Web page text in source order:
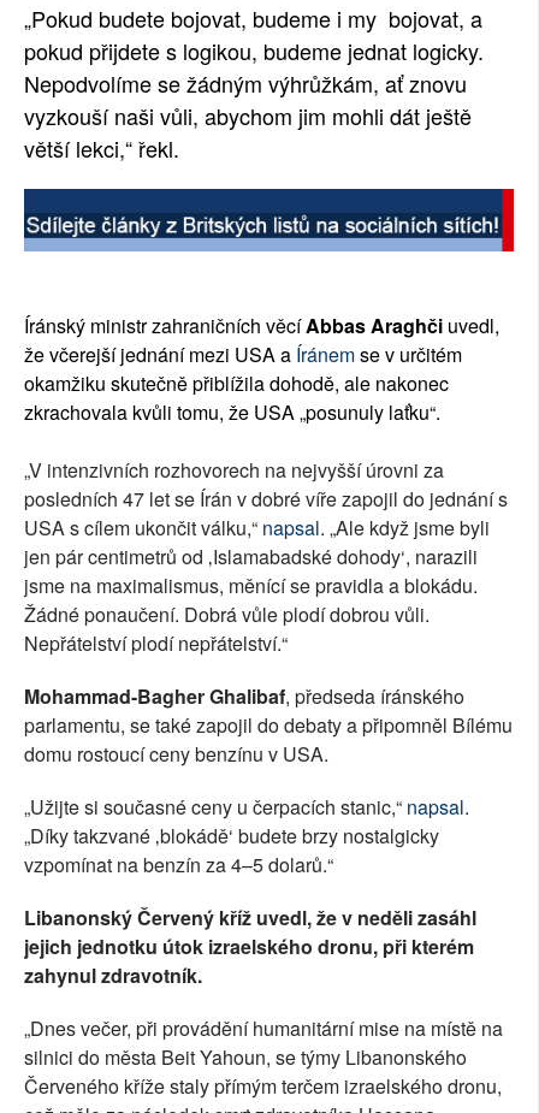
„Pokud budete bojovat, budeme i my bojovat, a
pokud přijdete s logikou, budeme jednat logicky.
Nepodvolíme se žádným výhrůžkám, ať znovu
vyzkouší naši vůli, abychom jim mohli dát ještě
větší lekci,“ řekl.
Íránský ministr zahraničních věcíAbbas Araghči uvedl,
že včerejší jednání mezi USA a Íránemse v určitém
okamžiku skutečně přiblížila dohodě, ale nakonec
zkrachovala kvůli tomu, že USA „posunuly laťku“.
„V intenzivních rozhovorech na nejvyšší úrovni za
posledních 47 let se Írán v dobré víře zapojil do jednání s
USA s cílem ukončit válku,“ napsal. „Ale když jsme byli
jen pár centimetrů od ‚Islamabadské dohody‘, narazili
jsme na maximalismus, měnící se pravidla a blokádu.
Žádné ponaučení. Dobrá vůle plodí dobrou vůli.
Nepřátelství plodí nepřátelství.“
Mohammad-Bagher Ghalibaf, předseda íránského
parlamentu, se také zapojil do debaty a připomněl Bílému
domu rostoucí ceny benzínu v USA.
„Užijte si současné ceny u čerpacích stanic,“ napsal.
„Díky takzvané ‚blokádě‘ budete brzy nostalgicky
vzpomínat na benzín za 4–5 dolarů.“
Libanonský Červený kříž uvedl, že v neděli zasáhl
jejich jednotku útok izraelského dronu, při kterém
zahynul zdravotník.
„Dnes večer, při provádění humanitární mise na místě na
silnici do města Beit Yahoun, se týmy Libanonského
Červeného kříže staly přímým terčem izraelského dronu,